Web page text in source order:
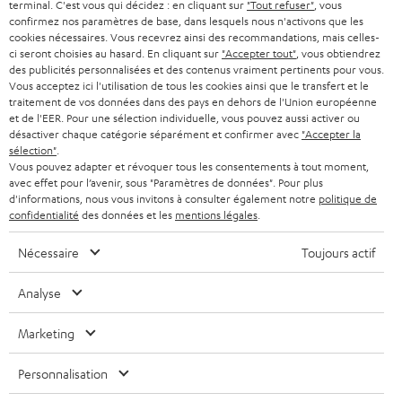
w
s
l
e
t
t
e
r
BLUETOOTH
CASQUES AUDIO
CASQUES BLUETOOTH AUDIO
SYSTEMES COMPLETS
ENCEINTES
ULTIMA
ÉCOUTEURS INTRA-AURICULAIRES
FANSHOP
NOUVEAUTÉS
B2B
NEWSLETTER
MAGASINS
AVANTAGES D’ACHAT
L’HISTOIRE DE TEUFEL
SUISSE
PAYS-BAS
BELGIQUE
FRANCE
POLOGNE
ITALIE
USA
Sous réserve de modifications techniques, de fautes de frappe et d’autres
erreurs. Les accessoires figurant sur l’image ne font pas partie du contenu de
terminal. C'est vous qui décidez : en cliquant sur "Tout refuser" , vous
confirmez nos paramètres de base, dans lesquels nous n'activons que les
cookies nécessaires. Vous recevrez ainsi des recommandations, mais celles-
ci seront choisies au hasard. En cliquant sur "Accepter tout" , vous obtiendrez
des publicités personnalisées et des contenus vraiment pertinents pour vous.
Vous acceptez ici l'utilisation de tous les cookies ainsi que le transfert et le
traitement de vos données dans des pays en dehors de l'Union européenne
et de l'EER. Pour une sélection individuelle, vous pouvez aussi activer ou
désactiver chaque catégorie séparément et confirmer avec "Accepter la
sélection"
Vous pouvez adapter et révoquer tous les consentements à tout moment,
avec effet pour l’avenir, sous "Paramètres de données". Pour plus
d'informations, nous vous invitons à consulter également notre politique de
confidentialité des données et les mentions légales
Nécessaire Toujours actif
Analyse
Marketing
Personnalisation